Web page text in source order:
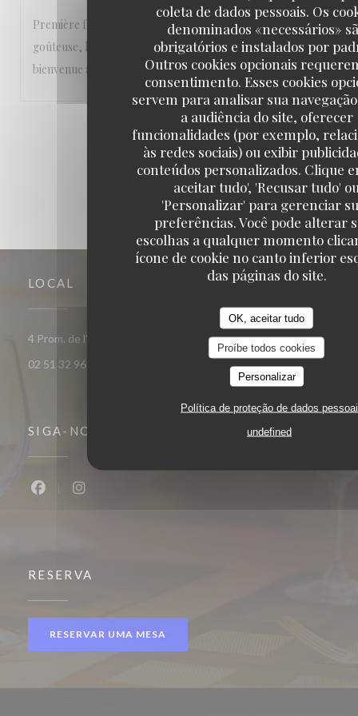
coleta de dados pessoais. Os
denominados «necessários»
obrigatórios e instalados por
Outros cookies opcionais
consentimento. Esses cookies
servem para analisar sua
a audiência do site, oferecer
funcionalidades (por exemplo,
às redes sociais) ou exibir
conteúdos personalizados. Clique
aceitar tudo', 'Recusar tudo'
'Personalizar' para gerenciar
preferências. Você pode alterar
escolhas a qualquer momento
ícone de cookie no canto inferior
das páginas do site.
OK, aceitar tudo
Proíbe todos cookies
Personalizar
Política de proteção de dados
undefined
Première fois dans votre joli restaurant. L'accueil est très
goûteuse, les assiettes colorées. L'usage des épices apporte une
bienvenue au plat. Bref, nous reviendrons!
LOCAL
4 Prom. de l'Amiral Lafargue 85100 Les Sables-d'Olonne((abre
02 51 32 96 33
SIGA-NOS
RESERVA
RESERVAR UMA MESA